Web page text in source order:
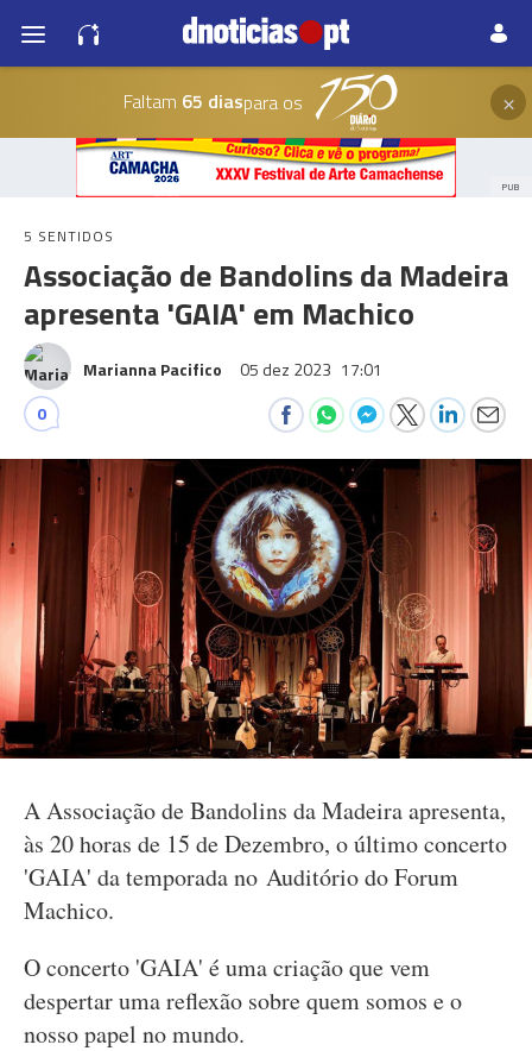
Faltam 65 diaspara os ×
PUB
5 SENTIDOS
Associação de Bandolins da Madeira
apresenta 'GAIA' em Machico
Marianna Pacifico 05 dez 2023 17:01
0
A Associação de Bandolins da Madeira apresenta,
às 20 horas de 15 de Dezembro, o último concerto
'GAIA' da temporada no Auditório do Forum
Machico.
O concerto 'GAIA' é uma criação que vem
despertar uma reflexão sobre quem somos e o
nosso papel no mundo.